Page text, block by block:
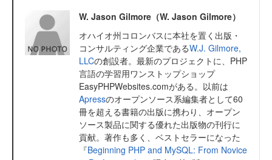
W. Jason Gilmore（W. Jason Gilmore）
オハイオ州コロンバスに本社を置く出版・
コンサルティング企業であるW.J. Gilmore,
LLCの創設者。最新のプロジェクトに、PHP
言語の学習用ワンストップショップ
EasyPHPWebsites.comがある。以前は
Apressのオープンソース系編集者として60
冊を超える書籍の出版に携わり、オープン
ソース製品に関する優れた出版物の刊行に
貢献。著作も多く、ベストセラーになった
『Beginning PHP and MySQL: From Novice